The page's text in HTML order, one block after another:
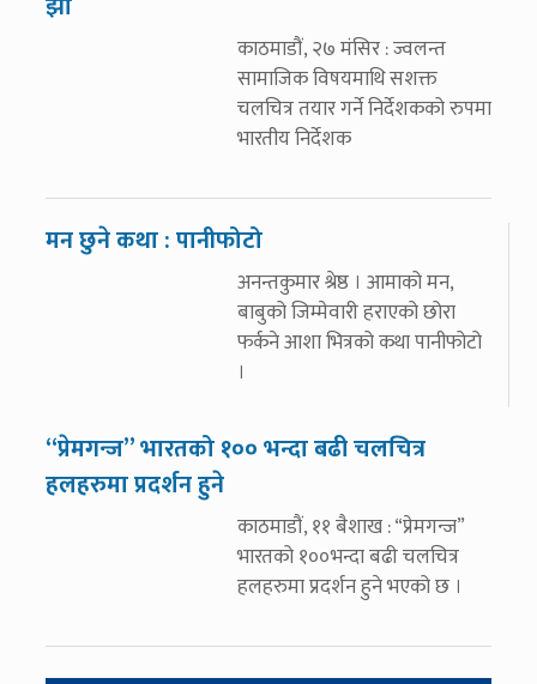
काठमाडौं, २७ मंसिर : ज्वलन्त
सामाजिक विषयमाथि सशक्त
चलचित्र तयार गर्ने निर्देशकको रुपमा
भारतीय निर्देशक
मन छुने कथा : पानीफोटो
अनन्तकुमार श्रेष्ठ । आमाको मन,
बाबुको जिम्मेवारी हराएको छोरा
फर्कने आशा भित्रको कथा पानीफोटो
।
“प्रेमगन्ज” भारतको १०० भन्दा बढी चलचित्र
हलहरुमा प्रदर्शन हुने
काठमाडौं, ११ बैशाख : “प्रेमगन्ज”
भारतको १००भन्दा बढी चलचित्र
हलहरुमा प्रदर्शन हुने भएको छ ।